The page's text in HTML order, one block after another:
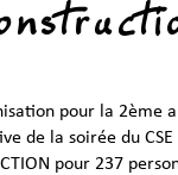
pour la 2ème
de la soirée du CSE
pour 237